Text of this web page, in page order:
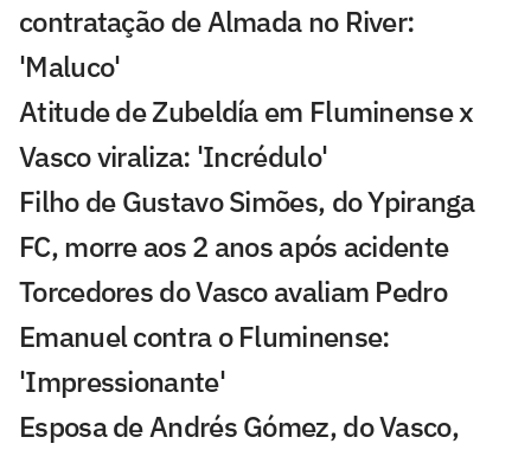
contratação de Almada no River:
'Maluco'
Atitude de Zubeldía em Fluminense x
Vasco viraliza: 'Incrédulo'
Filho de Gustavo Simões, do Ypiranga
FC, morre aos 2 anos após acidente
Torcedores do Vasco avaliam Pedro
Emanuel contra o Fluminense:
'Impressionante'
Esposa de Andrés Gómez, do Vasco,